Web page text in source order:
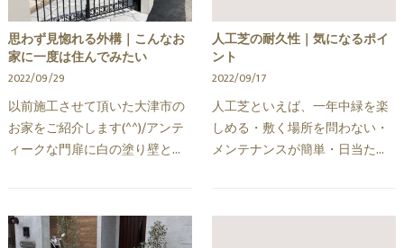
思わず見惚れる外構｜こんなお
家に一度は住んでみたい
2022/09/29
以前施工させて頂いた大津市の
お家をご紹介します(^^)/アンテ
ィークな門扉に白の塗り壁と乱
なりました♪門扉はYKKさんのト
ラディシオン2型を使用していま
す。アルミ鋳物門扉…
人工芝の耐久性｜気になるポイ
ント
2022/09/17
人工芝といえば、一年中緑を楽
しめる・敷く場所を問わない・
メンテナンスが簡単・日当たり
リットがあります(^^)/それに反
して気になるのが人工芝の"耐久